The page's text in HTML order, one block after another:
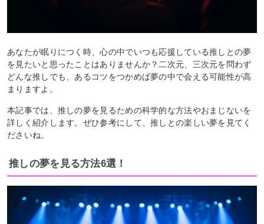
あなたが眠りにつく時、心の中でいつも応援している推しとの夢
を見たいと思ったことはありませんか？二次元、三次元を問わず
どんな推しでも、あるコツをつかめば夢の中で会える可能性が高
まりますよ。
本記事では、推しの夢を見るための科学的な方法やおまじないを
詳しく紹介します。ぜひ参考にして、推しとの楽しい夢を見てく
ださいね。
推しの夢を見る方法6選！